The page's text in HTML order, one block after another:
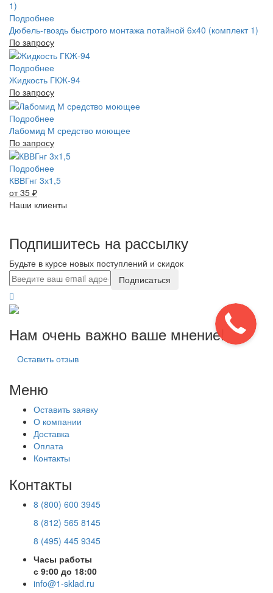
Подробнее
Дюбель-гвоздь быстрого монтажа потайной 6х40 (комплект 1)
По запросу
Подробнее
Жидкость ГКЖ-94
По запросу
Подробнее
Лабомид М средство моющее
По запросу
Подробнее
КВВГнг 3х1,5
от 35 ₽
Наши клиенты
Подпишитесь на рассылку
Будьте в курсе новых поступлений и скидок
Подписаться
Нам очень важно ваше мнение!
Оставить отзыв
Меню
Оставить заявку
О компании
Доставка
Оплата
Контакты
Контакты
8 (800) 600 3945
8 (812) 565 8145
8 (495) 445 9345
Часы работы
с 9:00 до 18:00
info@1-sklad.ru